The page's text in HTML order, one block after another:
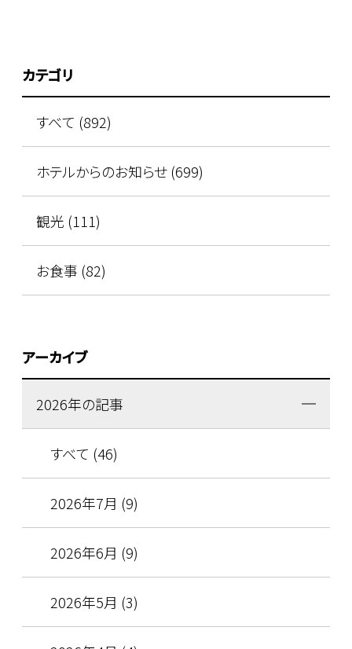
カテゴリ
すべて (892)
ホテルからのお知らせ (699)
観光 (111)
お食事 (82)
アーカイブ
2026年の記事
すべて (46)
2026年7月 (9)
2026年6月 (9)
2026年5月 (3)